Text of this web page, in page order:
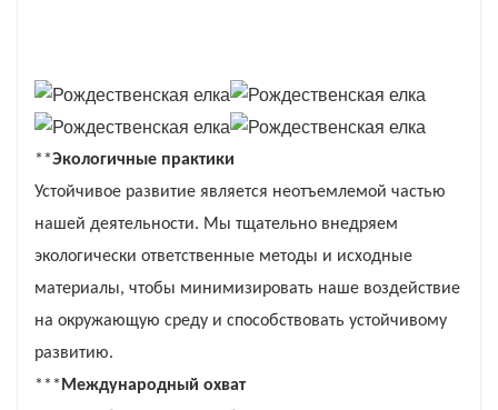
**Экологичные практики
Устойчивое развитие является неотъемлемой частью
нашей деятельности. Мы тщательно внедряем
экологически ответственные методы и исходные
материалы, чтобы минимизировать наше воздействие
на окружающую среду и способствовать устойчивому
развитию.
*** Международный охват